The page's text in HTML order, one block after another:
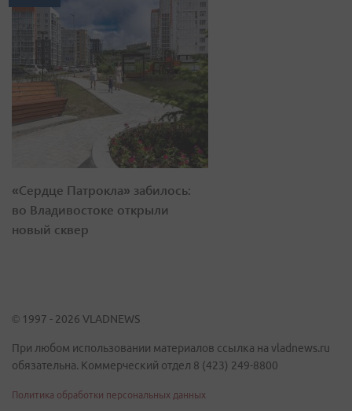
«Сердце Патрокла» забилось:
во Владивостоке открыли
новый сквер
© 1997 - 2026 VLADNEWS
При любом использовании материалов ссылка на vladnews.ru
обязательна. Коммерческий отдел 8 (423) 249-8800
Политика обработки персональных данных